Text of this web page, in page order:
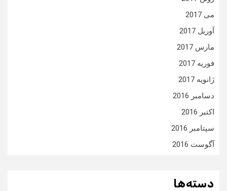
می 2017
آوریل 2017
مارس 2017
فوریه 2017
ژانویه 2017
دسامبر 2016
اکتبر 2016
سپتامبر 2016
آگوست 2016
دسته‌ها